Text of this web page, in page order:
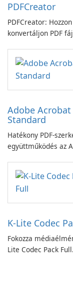
PDFCreator
PDFCreator:
konvertáljon PDF
Adobe Acrobat
Standard
Hatékony PDF-
együttműködés az
alkalmazással.
K-Lite Codec
Fokozza
Lite Codec Pack Full